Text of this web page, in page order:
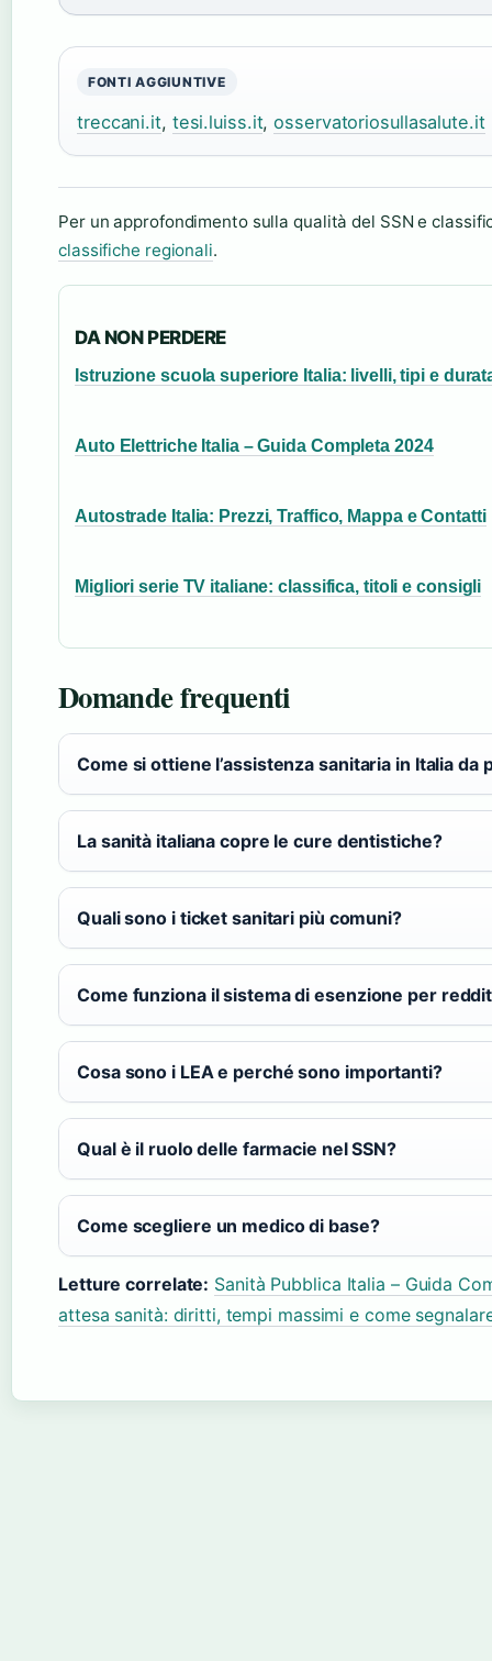
FONTI AGGIUNTIVE
treccani.it, tesi.luiss.it,osservatoriosullasalute.it
Per un approfondimento sulla qualità del SSN e
classifiche regionali.
DA NON PERDERE
Istruzione scuola superiore Italia: livelli, tipi e
Auto Elettriche Italia – Guida Completa 2024
Autostrade Italia: Prezzi, Traffico, Mappa e Contatti
Migliori serie TV italiane: classifica, titoli e consigli
Domande frequenti
Come si ottiene l’assistenza sanitaria in Italia
La sanità italiana copre le cure dentistiche?
Quali sono i ticket sanitari più comuni?
Come funziona il sistema di esenzione per
Cosa sono i LEA e perché sono importanti?
Qual è il ruolo delle farmacie nel SSN?
Come scegliere un medico di base?
Letture correlate: Sanità Pubblica Italia – Guida
attesa sanità: diritti, tempi massimi e come